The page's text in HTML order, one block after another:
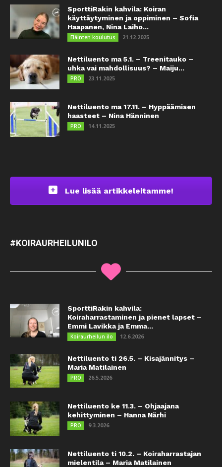
SporttiRakin kahvila: Koiran
käyttäytyminen ja oppiminen – Sofia
Haapanen, Nina Laiho...
Eläinten koulutus 21.12.2025
Nettiluento ma 5.1. – Treenitauko –
uhka vai mahdollisuus? – Maiju...
PRO 23.11.2025
Nettiluento ma 17.11. – Hyppäämisen
haasteet – Nina Hänninen
PRO 14.11.2025
Lue lisää artikkeleitamme!
#KOIRAURHEILUNILO
SporttiRakin kahvila:
Koiraharrastaminen ja pienet lapset –
Emmi Lavikka ja Emma...
Koiraurheilun ilo 12.6.2026
Nettiluento ti 26.5. – Kisajännitys –
Maria Matilainen
PRO 26.5.2026
Nettiluento ke 11.3. – Ohjaajana
kehittyminen – Hanna Närhi
PRO 9.3.2026
Nettiluento ti 10.2. – Koiraharrastajan
mielentila – Maria Matilainen